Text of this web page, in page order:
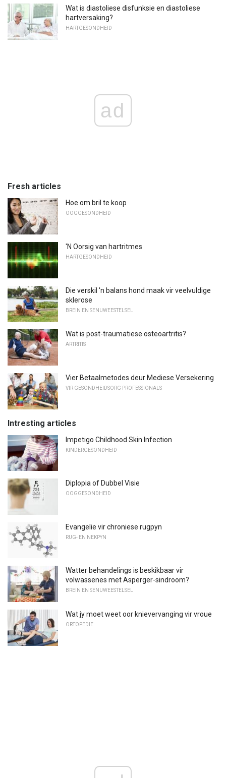
Wat is diastoliese disfunksie en diastoliese
hartversaking?
HARTGESONDHEID
ad
Fresh articles
Hoe om bril te koop
OOGGESONDHEID
'N Oorsig van hartritmes
HARTGESONDHEID
Die verskil 'n balans hond maak vir veelvuldige
sklerose
BREIN EN SENUWEESTELSEL
Wat is post-traumatiese osteoartritis?
ARTRITIS
Vier Betaalmetodes deur Mediese Versekering
VIR GESONDHEIDSORG PROFESSIONALS
Intresting articles
Impetigo Childhood Skin Infection
KINDERGESONDHEID
Diplopia of Dubbel Visie
OOGGESONDHEID
Evangelie vir chroniese rugpyn
RUG- EN NEKPYN
Watter behandelings is beskikbaar vir
volwassenes met Asperger-sindroom?
BREIN EN SENUWEESTELSEL
Wat jy moet weet oor knievervanging vir vroue
ORTOPEDIE